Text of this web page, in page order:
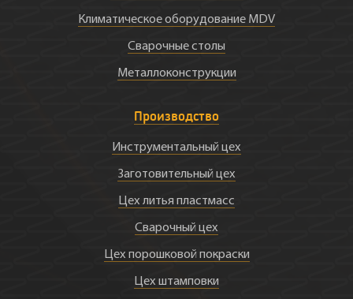
Климатическое оборудование MDV
Сварочные столы
Металлоконструкции
Производство
Инструментальный цех
Заготовительный цех
Цех литья пластмасс
Сварочный цех
Цех порошковой покраски
Цех штамповки